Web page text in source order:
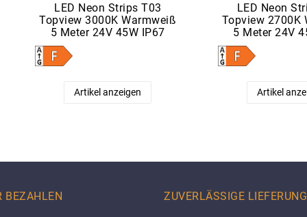
LED Neon Strips T03
Topview 3000K Warmweiß
5 Meter 24V 45W IP67
Artikel anzeigen
LED Neon
Topview 2700K
5 Meter 24V
Artikel
BEZAHLEN ZUVERLÄSSIGE LIEFERUNG